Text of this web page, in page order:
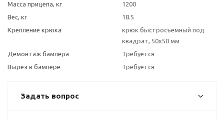
Масса прицепа, кг
1200
Вес, кг
18.5
Крепление крюка
крюк быстросъемный под
квадрат, 50х50 мм
Демонтаж бампера
Требуется
Вырез в бампере
Требуется
Задать вопрос